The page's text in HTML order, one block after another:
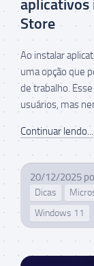
aplicativos
Store
Ao instalar
uma opção que
de trabalho.
usuários, mas
Continuar lendo...
20/12/2025
Dicas
Windows 11